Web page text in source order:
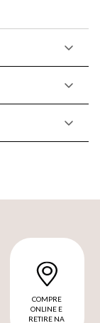
COMPRE
ONLINE E
RETIRE NA